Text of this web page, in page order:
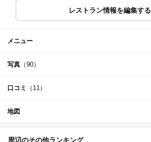
レストラン情報を編集する
メニュー
写真 （90）
口コミ （11）
地図
周辺のその他ランキング